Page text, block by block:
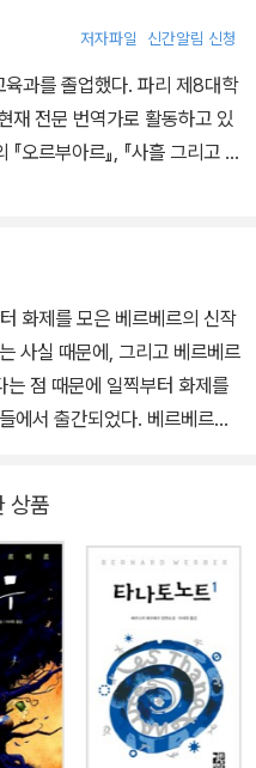
는 신들의 이야기 『신』, 제2
용』, 꿀벌이 사라진 지구를 구
들을 창조한 알리스 카메러가
은 베스트셀러를 써냈다. 그의
저자파일 신간알림 신청
과를 졸업했다. 파리 제8대학
재 전문 번역가로 활동하고 있
오르부아르』, 『사흘 그리고 한
『카산드라의 거울』, 조르주 심
, 『누런 개』, 『갈레 씨, 홀로 죽
베누티의 『번역의 윤리』, 스
울로 코엘료의 『승자는 혼자
.
화제를 모은 베르베르의 신작
사실 때문에, 그리고 베르베르
점 때문에 일찍부터 화제를
에서 출간되었다. 베르베르는
러일으켰다. 그러나 무엇보다
면 작품을 펼쳐 들고 대뜸 서
히 말해 ‘대한민국’ 사람이 아
러 들어간 ‘탈북자 출신의 한국
만날 수 있는 한국인, 즉 서울
인공으로 삼았을까? 작가의
가 귀를 기울이기를 거부하는
몽상가들
상품